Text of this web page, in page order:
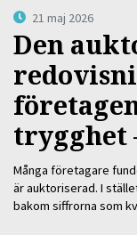
21 maj 2026
Den
trygghet
Många företagare
är auktoriserad. I
bakom siffrorna som